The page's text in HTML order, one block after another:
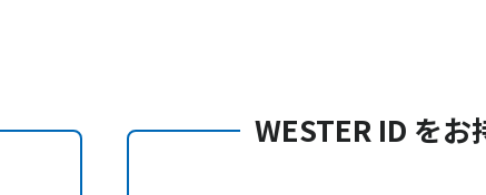
WESTER ID を